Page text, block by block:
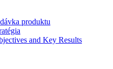
produktu
and Key Results